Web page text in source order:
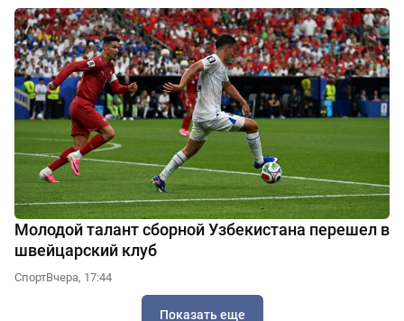
Молодой талант сборной Узбекистана перешел в
швейцарский клуб
СпортВчера, 17:44
Показать еще